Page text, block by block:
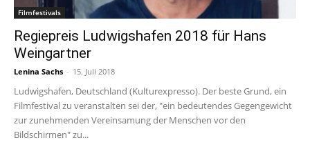
Filmfestivals
Regiepreis Ludwigshafen 2018 für Hans
Weingartner
Lenina Sachs - 15. Juli 2018
Ludwigshafen, Deutschland (Kulturexpresso). Der beste Grund, ein
Filmfestival zu veranstalten sei der, "ein bedeutendes Gegengewicht
zur zunehmenden Vereinsamung der Menschen vor den
Bildschirmen" zu...